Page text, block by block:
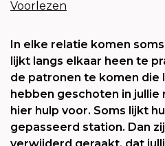
Voorlezen
In elke relatie komen
lijkt langs elkaar heen te
de patronen te komen die
hebben geschoten in jullie
hier hulp voor. Soms lijkt
gepasseerd station. Dan